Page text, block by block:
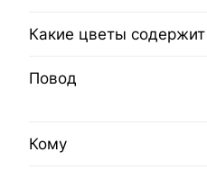
Какие цветы содержит
Повод
Кому